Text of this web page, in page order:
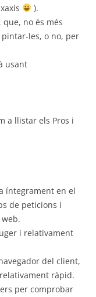
).
, que, no és més
les, o no, per
usant
a llistar els Pros i
íntegrament en el
de peticions i
i relativament
del client,
ràpid.
per comprobar